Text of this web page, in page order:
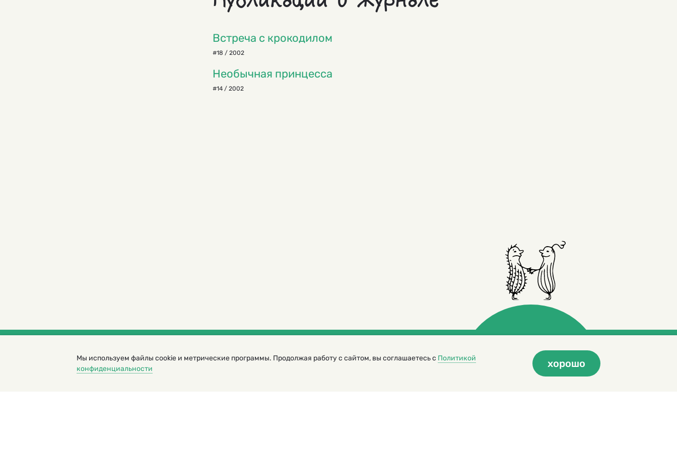
Встреча с крокодилом
#18 / 2002
Необычная принцесса
#14 / 2002
© 2000 – 2026. Кукумбер. Литературный иллюстрированный журнал для детей
Копирование материалов возможно только с разрешения редакторов сайта
Мы используем файлы cookie и метрические программы. Продолжая работу с сайтом, вы соглашаетесь с Политикой
конфиденциальности
хорошо